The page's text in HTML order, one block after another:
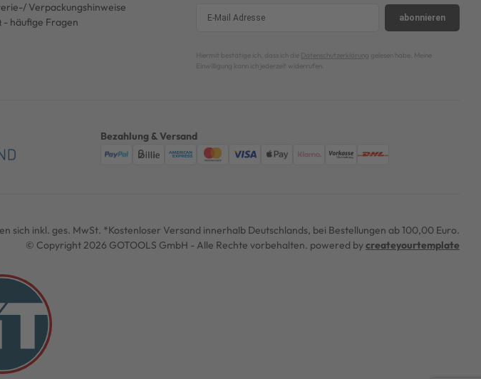
Verpackungshinweise
- häufige Fragen
abonnieren
Hiermit bestätige ich, dass ich die Datenschutzerklärung gelesen habe. Meine
Einwilligung kann ich jederzeit widerrufen.
Bezahlung & Versand
sich inkl. ges. MwSt. *Kostenloser Versand innerhalb Deutschlands, bei Bestellungen ab 100,00 Euro.
© Copyright 2026 GOTOOLS GmbH - Alle Rechte vorbehalten. powered bycreateyourtemplate